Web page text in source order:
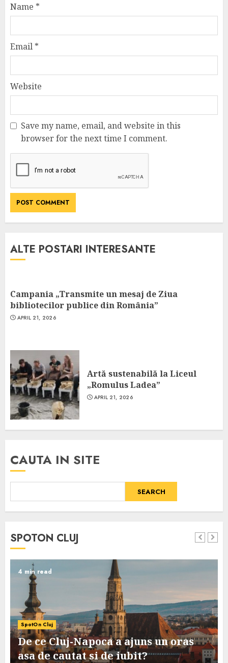
Name *
Email *
Website
Save my name, email, and website in this
browser for the next time I comment.
ALTE POSTARI INTERESANTE
Campania „Transmite un mesaj de Ziua
bibliotecilor publice din România”
APRIL 21, 2026
Artă sustenabilă la Liceul
„Romulus Ladea”
APRIL 21, 2026
CAUTA IN SITE
SEARCH
SPOTON CLUJ
4 min read
SpotOn Cluj
De ce Cluj-Napoca a ajuns un oras
asa de cautat si de iubit?